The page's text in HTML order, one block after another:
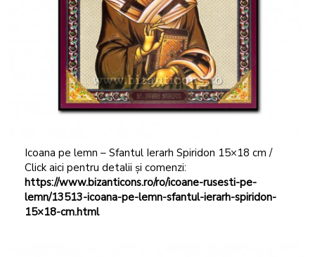
Icoana pe lemn – Sfantul Ierarh Spiridon 15×18 cm /
Click aici pentru detalii și comenzi:
https://www.bizanticons.ro/ro/icoane-rusesti-pe-
lemn/13513-icoana-pe-lemn-sfantul-ierarh-spiridon-
15×18-cm.html